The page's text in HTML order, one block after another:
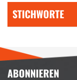
STICHWORTE
ABONNIEREN